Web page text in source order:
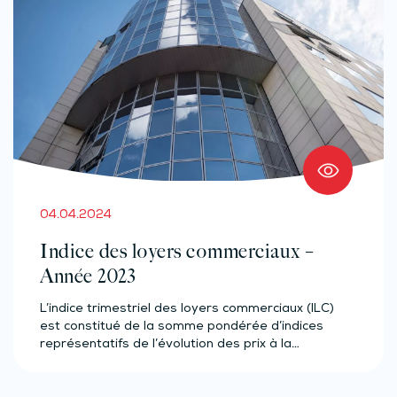
04.04.2024
Indice des loyers commerciaux –
Année 2023
L’indice trimestriel des loyers commerciaux (ILC)
est constitué de la somme pondérée d’indices
représentatifs de l’évolution des prix à la…